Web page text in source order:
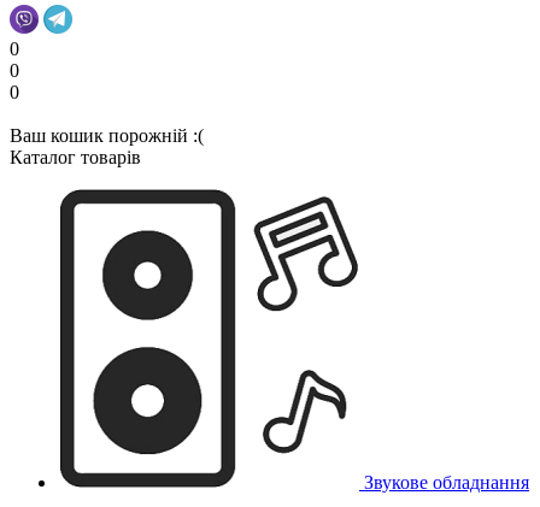
0
0
0
Ваш кошик порожній :(
Каталог товарів
Звукове обладнання